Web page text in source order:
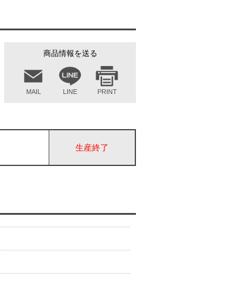
商品情報を送る
MAIL LINE PRINT
生産終了